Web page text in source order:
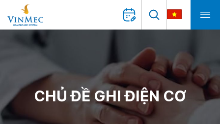
CHỦ ĐỀ GHI ĐIỆN CƠ